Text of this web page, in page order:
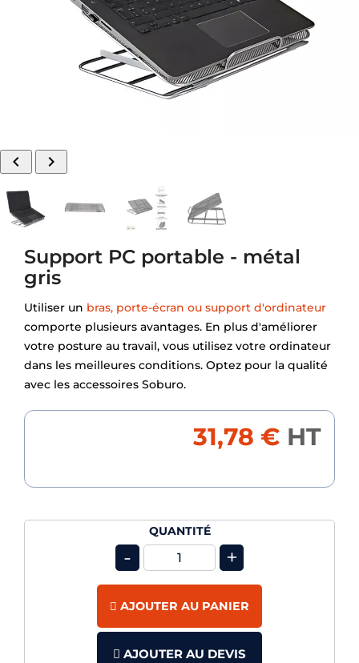
 
Support PC portable - métal
gris
Utiliser un bras, porte-écran ou support d'ordinateur
comporte plusieurs avantages. En plus d'améliorer
votre posture au travail, vous utilisez votre ordinateur
dans les meilleures conditions. Optez pour la qualité
avec les accessoires Soburo.
31,78 € HT
QUANTITÉ
- +
AJOUTER AU PANIER
AJOUTER AU DEVIS